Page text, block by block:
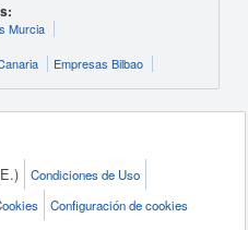
Murcia
Empresas Bilbao
Condiciones de Uso
Configuración de cookies